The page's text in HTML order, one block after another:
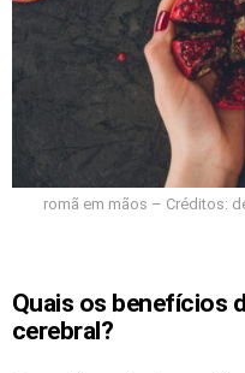
romã em mãos – Créditos:
Quais os benefícios
cerebral?